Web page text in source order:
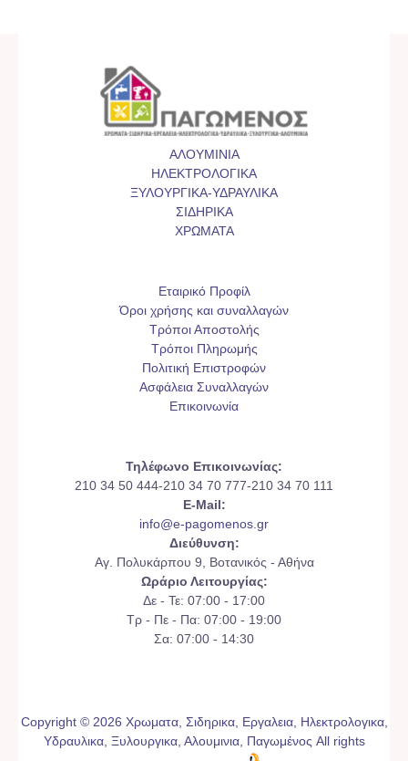
ΑΛΟΥΜΙΝΙΑ
ΗΛΕΚΤΡΟΛΟΓΙΚΑ
ΞΥΛΟΥΡΓΙΚΑ-ΥΔΡΑΥΛΙΚΑ
ΣΙΔΗΡΙΚΑ
ΧΡΩΜΑΤΑ
Εταιρικό Προφίλ
Όροι χρήσης και συναλλαγών
Τρόποι Αποστολής
Τρόποι Πληρωμής
Πολιτική Επιστροφών
Ασφάλεια Συναλλαγών
Επικοινωνία
Τηλέφωνο Επικοινωνίας:
210 34 50 444-210 34 70 777-210 34 70 111
E-Mail:
info@e-pagomenos.gr
Διεύθυνση:
Αγ. Πολυκάρπου 9, Βοτανικός - Αθήνα
Ωράριο Λειτουργίας:
Δε - Τε: 07:00 - 17:00
Τρ - Πε - Πα: 07:00 - 19:00
Σα: 07:00 - 14:30
Copyright © 2026 Χρωματα, Σιδηρικα, Εργαλεια, Ηλεκτρολογικα,
Υδραυλικα, Ξυλουργικα, Αλουμινια, Παγωμένος All rights